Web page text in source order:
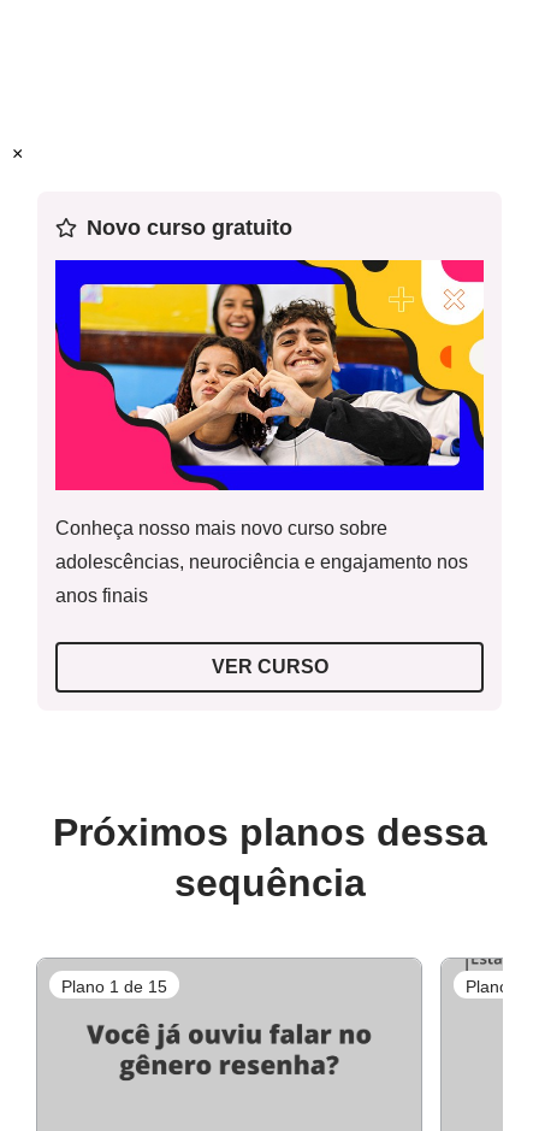
Atividade para impressão - Quadro Operadores
Atividade para impressão - Fichas de Finalidades
Atividade para impressão - Exemplos de
Conectores
Para o professor
Resolução da atividade - Atividades propostas
×
Novo curso gratuito
Conheça nosso mais novo curso sobre
adolescências, neurociência e engajamento nos
anos finais
VER CURSO
Próximos planos dessa
sequência
Plano 1 de 15 Plano 2